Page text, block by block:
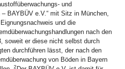
und
BAYBÜV e.V.“ mit Sitz in München,
und die
nach den
soweit er diese nicht selbst durch
durchführen lässt, der nach den
von Böden in Bayern
2